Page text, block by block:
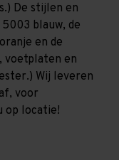
De stijlen en
blauw, de
en de
voetplaten en
Wij leveren
voor
op locatie!